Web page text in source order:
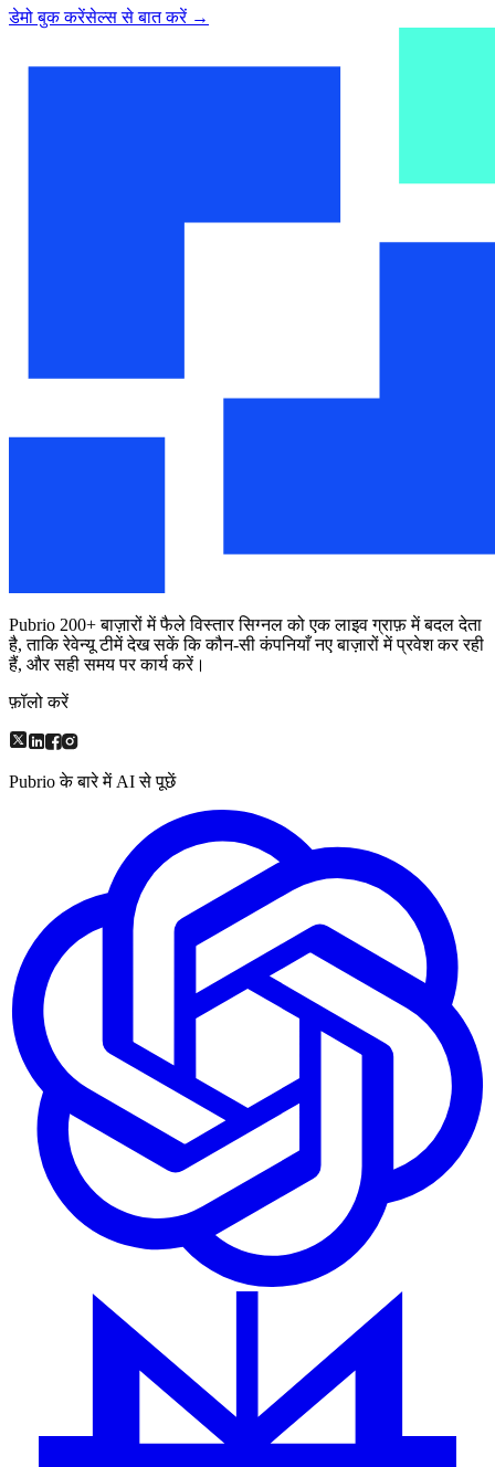
डेमो बुक करेंसेल्स से बात करें→
Pubrio 200+ बाज़ारों में फैले विस्तार सिग्नल को एक लाइव ग्राफ़ में बदल देता
है, ताकि रेवेन्यू टीमें देख सकें कि कौन-सी कंपनियाँ नए बाज़ारों में प्रवेश कर रही
हैं, और सही समय पर कार्य करें।
फ़ॉलो करें
Pubrio के बारे में AI से पूछें